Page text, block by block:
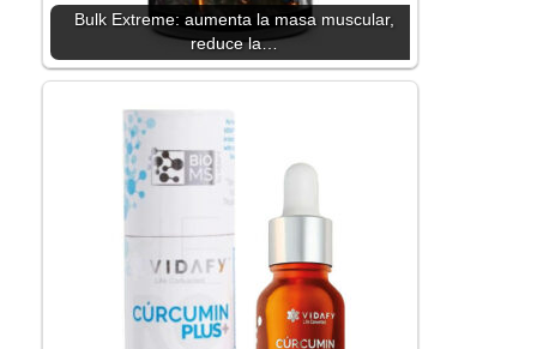
Bulk Extreme: aumenta la masa muscular,
reduce la…